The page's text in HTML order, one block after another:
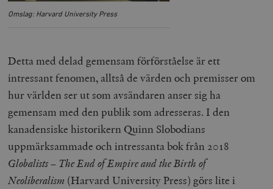
Omslag: Harvard University Press
Detta med delad gemensam förförståelse är ett
intressant fenomen, alltså de värden och premisser om
hur världen ser ut som avsändaren anser sig ha
gemensam med den publik som adresseras. I den
kanadensiske historikern Quinn Slobodians
uppmärksammade och intressanta bok från 2018
Globalists – The End of Empire and the Birth of
Neoliberalism (Harvard University Press) görs lite i